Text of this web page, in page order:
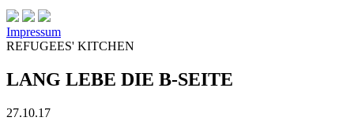
Impressum
REFUGEES' KITCHEN
LANG LEBE DIE B-SEITE
27.10.17